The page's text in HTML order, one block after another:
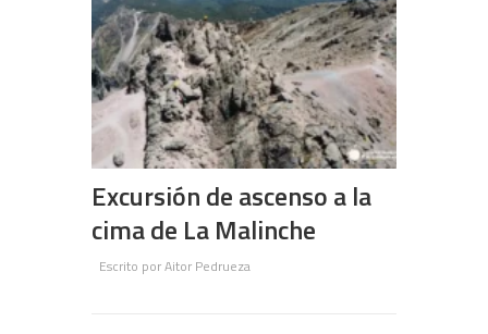
Excursión de ascenso a la
cima de La Malinche
Escrito porAitor Pedrueza